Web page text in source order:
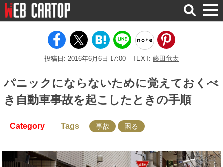
検
索
投稿日: 2016年6月6日 17:00 TEXT: 藤田竜太
パニックにならないために覚えておくべ
き自動車事故を起こしたときの手順
Category Tags 事故 困る